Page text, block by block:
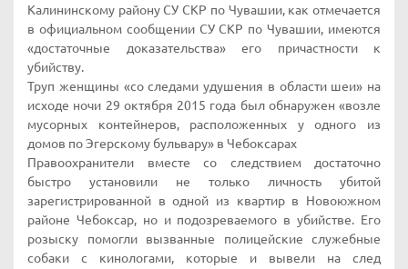
Калининскому району СУ СКР по Чувашии, как отмечается
в официальном сообщении СУ СКР по Чувашии, имеются
«достаточные доказательства» его причастности к
убийству.
Труп женщины «со следами удушения в области шеи» на
исходе ночи 29 октября 2015 года был обнаружен «возле
мусорных контейнеров, расположенных у одного из
домов по Эгерскому бульвару» в Чебоксарах
Правоохранители вместе со следствием достаточно
быстро установили не только личность убитой
зарегистрированной в одной из квартир в Новоюжном
районе Чебоксар, но и подозреваемого в убийстве. Его
розыску помогли вызванные полицейские служебные
собаки с кинологами, которые и вывели на след